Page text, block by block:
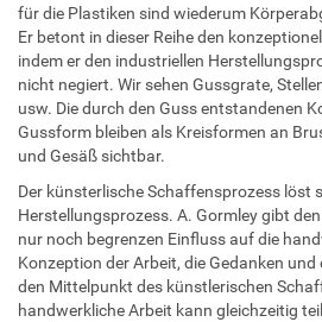
für die Plastiken sind wiederum
Er betont in dieser Reihe den
indem er den industriellen
nicht negiert. Wir sehen Gussgrate,
usw. Die durch den Guss entstandenen
Gussform bleiben als Kreisformen an
und Gesäß sichtbar.
Der künsterlische Schaffensprozess löst
Herstellungsprozess. A. Gormley gibt
nur noch begrenzen Einfluss auf die
Konzeption der Arbeit, die Gedanken
den Mittelpunkt des künstlerischen
handwerkliche Arbeit kann gleichzeitig